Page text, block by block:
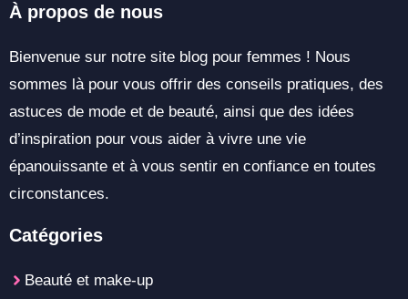
À propos de nous
Bienvenue sur notre site blog pour femmes ! Nous
sommes là pour vous offrir des conseils pratiques, des
astuces de mode et de beauté, ainsi que des idées
d’inspiration pour vous aider à vivre une vie
épanouissante et à vous sentir en confiance en toutes
circonstances.
Catégories
Beauté et make-up